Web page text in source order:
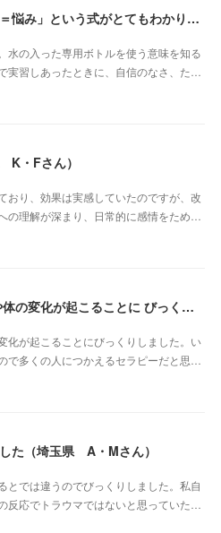
「出来事＋ネガティブな感情＝悩み」という式がとてもわかりやすかったです（埼玉県 S・Eさん）
水の入った専用ボトルを使う意味を知る
実習しあったときに、自信のなさ、た…
K・Fさん）
おり、効果は実感していたのですが、改
の理解が深まり、日常的に感情をため…
ボトルをのせるだけで 感情や体の変化が起こることに びっくりしました（三重県 S・Yさん）
化が起こることにびっくりしました。い
で多くの人につかえるセラピーだと思…
た（埼玉県 A・Mさん）
とでは違うのでびっくりしました。私自
反応でトラウマではないと思っていた…